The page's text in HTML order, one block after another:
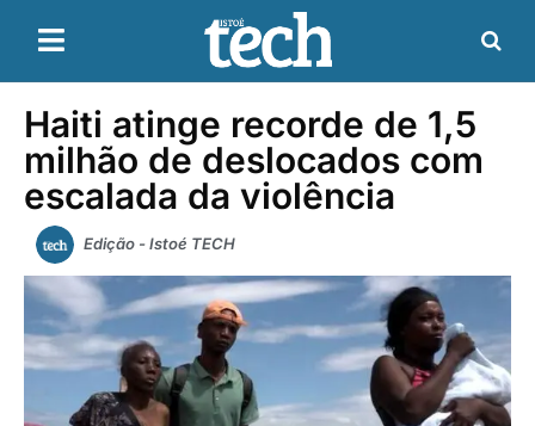
Haiti atinge recorde de 1,5
milhão de deslocados com
escalada da violência
Edição - Istoé TECH